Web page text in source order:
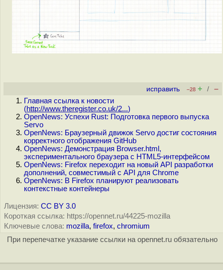
исправить –28 + / –
Главная ссылка к новости
(http://www.theregister.co.uk/2...)
OpenNews: Успехи Rust: Подготовка первого выпуска
Servo
OpenNews: Браузерный движок Servo достиг состояния
корректного отображения GitHub
OpenNews: Демонстрация Browser.html,
экспериментального браузера с HTML5-интерфейсом
OpenNews: Firefox переходит на новый API разработки
дополнений, совместимый с API для Chrome
OpenNews: В Firefox планируют реализовать
контекстные контейнеры
Лицензия: CC BY 3.0
Короткая ссылка: https://opennet.ru/44225-mozilla
Ключевые слова: mozilla, firefox, chromium
При перепечатке указание ссылки на opennet.ru обязательно